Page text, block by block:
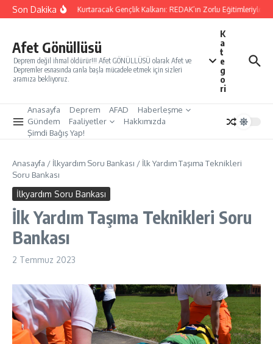
İçeriğe atla
Son DakikaYarınları Kurtaracak Gençlik Kalkanı: REDAK’ın Zorlu Eğitimleriyle
Afet Gönüllüsü
Deprem değil ihmal öldürür!!! Afet GÖNÜLLÜSÜ olarak Afet ve
Depremler esnasında canla başla mücadele etmek için sizleri
aramıza bekliyoruz.
K
a
t
e
g
o
ri
Anasayfa Deprem AFAD
Haberleşme
Gündem
Faaliyetler
Hakkımızda
Şimdi Bağış Yap!
Anasayfa / İlkyardım Soru Bankası / İlk Yardım Taşıma Teknikleri
Soru Bankası
İlkyardım Soru Bankası
İlk Yardım Taşıma Teknikleri Soru
Bankası
2 Temmuz 2023